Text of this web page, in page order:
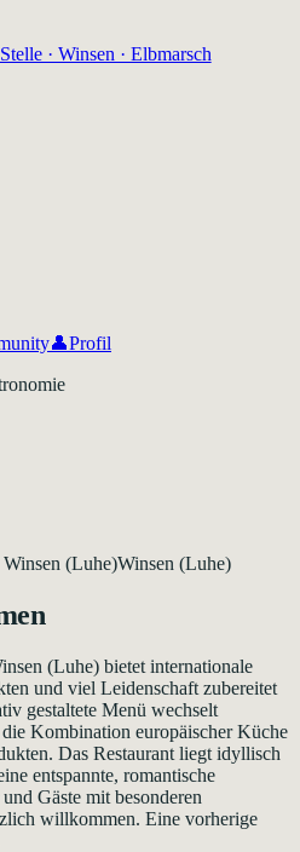
· Winsen · Elbmarsch
👤Profil
Winsen (Luhe)Winsen (Luhe)
(Luhe) bietet internationale
und viel Leidenschaft zubereitet
gestaltete Menü wechselt
Kombination europäischer Küche
Das Restaurant liegt idyllisch
entspannte, romantische
Gäste mit besonderen
willkommen. Eine vorherige